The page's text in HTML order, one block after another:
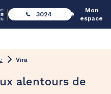
3024
Mon
espace
Vira
alentours de